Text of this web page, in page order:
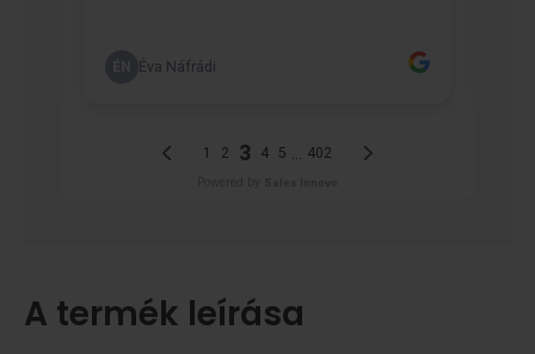
A termék leírása